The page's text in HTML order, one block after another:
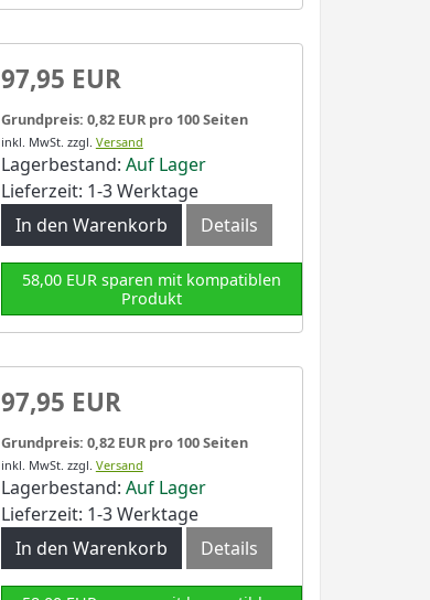
97,95 EUR
Grundpreis: 0,82 EUR pro 100 Seiten
inkl. MwSt. zzgl. Versand
Lagerbestand: Auf Lager
Lieferzeit: 1-3 Werktage
In den Warenkorb
Details
58,00 EUR sparen mit kompatiblen
Produkt
97,95 EUR
Grundpreis: 0,82 EUR pro 100 Seiten
inkl. MwSt. zzgl. Versand
Lagerbestand: Auf Lager
Lieferzeit: 1-3 Werktage
In den Warenkorb
Details